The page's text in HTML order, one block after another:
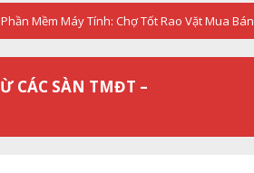
Phần Mềm Máy Tính: Chợ Tốt Rao Vặt Mua Bán
CÁC SÀN TMĐT –